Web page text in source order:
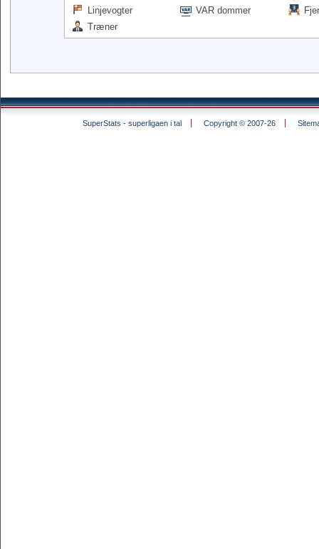
Linjevogter
VAR dommer
Træner
SuperStats - superligaen i tal Copyright © 2007-26